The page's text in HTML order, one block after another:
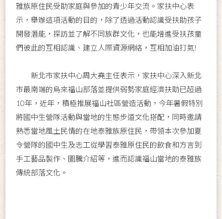
雅族原住民受助家庭與參加的青少年交流。家扶中心表
示，舉辦這項活動的目的，除了透過活動認識受扶助孩子
開發潛能，探訪並了解不同族群文化，也能增進受扶孩童
們彼此的互相認識、建立人際資源網絡，互相加油打氣!
新北市家扶中心周大堯主任表示，家扶中心深入新北
市最南端的烏來福山部落並提供弱勢家庭經濟扶助已超過
10年，近年，積極推展福山社區營造活動，今年暑假特別
將國中生營隊活動與當地的生態步道文化搭配，同時邀請
熟悉當地風土民情的在地泰雅族原住民，帶領本次參加夏
令營隊的國中生及志工從學習泰雅原住民的飲食和方言到
手工藝品製作、圖騰介紹等，進而認識福山當地的泰雅族
傳統部落文化。